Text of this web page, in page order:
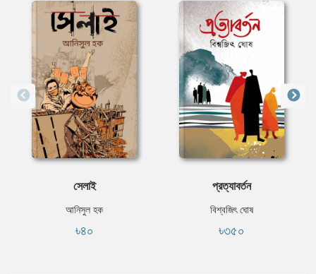
সেলাই
আনিসুল হক
৳৪০
প্রত্যাবর্তন
বিশ্বজিৎ ঘোষ
৳৩৫০